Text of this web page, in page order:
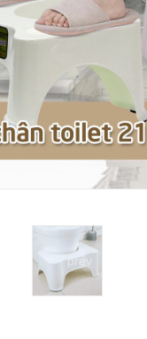
prev